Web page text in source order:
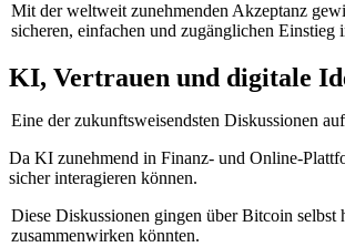
Mit der weltweit zunehmenden Akzeptanz
sicheren, einfachen und zugänglichen Einstieg
KI, Vertrauen und digitale
Eine der zukunftsweisendsten Diskussionen
Da KI zunehmend in Finanz- und Online-
sicher interagieren können.
Diese Diskussionen gingen über Bitcoin selbst
zusammenwirken könnten.